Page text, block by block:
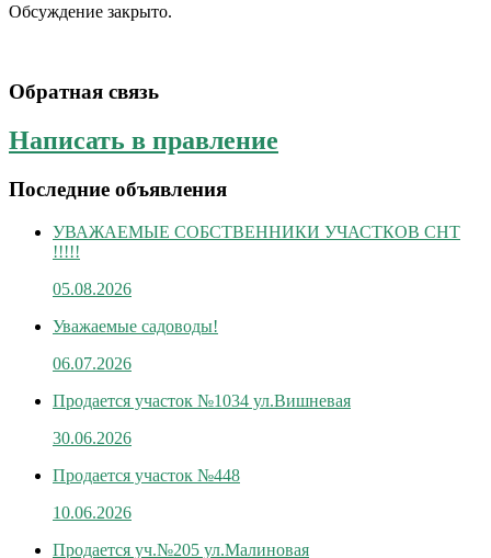
Обсуждение закрыто.
Обратная связь
Написать в правление
Последние объявления
УВАЖАЕМЫЕ СОБСТВЕННИКИ УЧАСТКОВ СНТ
!!!!!
05.08.2026
Уважаемые садоводы!
06.07.2026
Продается участок №1034 ул.Вишневая
30.06.2026
Продается участок №448
10.06.2026
Продается уч.№205 ул.Малиновая